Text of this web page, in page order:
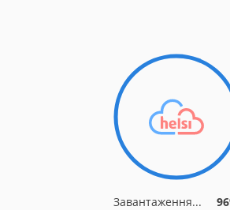
Завантаження...